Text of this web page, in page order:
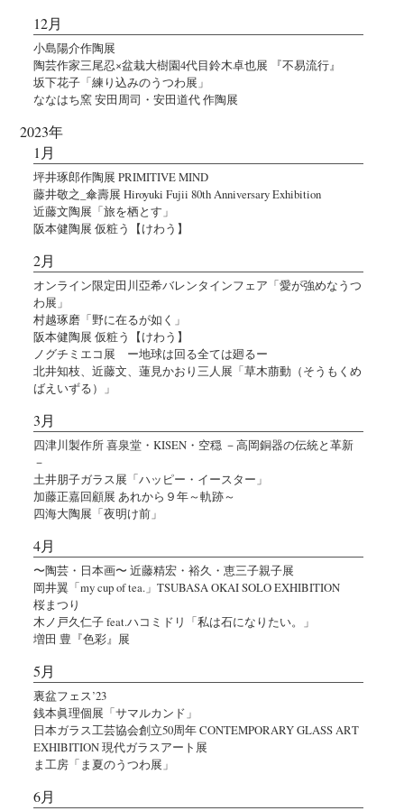
12月
小島陽介作陶展
陶芸作家三尾忍×盆栽大樹園4代目鈴木卓也展 『不易流行』
坂下花子「練り込みのうつわ展」
ななはち窯 安田周司・安田道代 作陶展
2023年
1月
坪井琢郎作陶展 PRIMITIVE MIND
藤井敬之_傘壽展 Hiroyuki Fujii 80th Anniversary Exhibition
近藤文陶展「旅を栖とす」
阪本健陶展 仮粧う【けわう】
2月
オンライン限定田川亞希バレンタインフェア「愛が強めなうつ
わ展」
村越琢磨「野に在るが如く」
阪本健陶展 仮粧う【けわう】
ノグチミエコ展 ー地球は回る全ては廻るー
北井知枝、近藤文、蓮見かおり三人展「草木萠動（そうもくめ
ばえいずる）」
3月
四津川製作所 喜泉堂・KISEN・空穏 －高岡銅器の伝統と革新
－
土井朋子ガラス展「ハッピー・イースター」
加藤正嘉回顧展 あれから９年～軌跡～
四海大陶展「夜明け前」
4月
〜陶芸・日本画〜 近藤精宏・裕久・恵三子親子展
岡井翼「my cup of tea.」TSUBASA OKAI SOLO EXHIBITION
桜まつり
木ノ戸久仁子 feat.ハコミドリ「私は石になりたい。」
増田 豊『色彩』展
5月
裏盆フェス’23
銭本眞理個展「サマルカンド」
日本ガラス工芸協会創立50周年 CONTEMPORARY GLASS ART
EXHIBITION 現代ガラスアート展
ま工房「ま夏のうつわ展」
6月